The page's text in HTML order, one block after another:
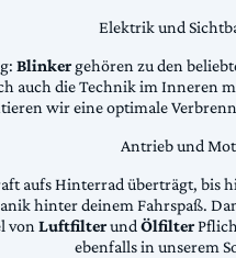
Elektrik und
Blinker gehören zu den
auch die Technik im Inneren
wir eine optimale
Antrieb und
aufs Hinterrad überträgt, bis
hinter deinem Fahrspaß.
vonLuftfilterundÖlfilter
ebenfalls in unserem